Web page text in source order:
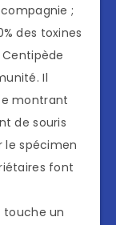
;
des toxines
Il
montrant
de souris
le spécimen
font
touche un